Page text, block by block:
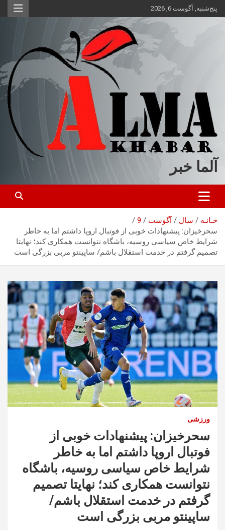
محتوا
پنج‌شنبه, آگوست 6, 2026
آلما خبر
خـانـه سال آگوست
9
سحرخیزان: پیشنهادات خوبی از فوتبال اروپا داشتم اما به خاطر
شرایط خاص سیاسی روسیه، باشگاه نتوانست همکاری کند؛ نهایتا
تصمیم گرفتم در خدمت استقلال باشم/ ساپینتو مربی بزرگی است
ورزشی
سحرخیزان: پیشنهادات خوبی از
فوتبال اروپا داشتم اما به خاطر
شرایط خاص سیاسی روسیه، باشگاه
نتوانست همکاری کند؛ نهایتا تصمیم
گرفتم در خدمت استقلال باشم/
ساپینتو مربی بزرگی است